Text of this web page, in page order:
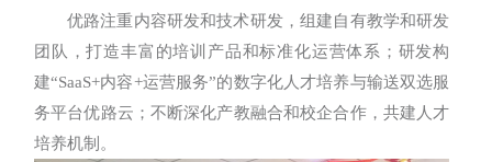
优路注重内容研发和技术研发，组建自有教学和研发
团队，打造丰富的培训产品和标准化运营体系；研发构
建“SaaS+内容+运营服务”的数字化人才培养与输送双选服
务平台优路云；不断深化产教融合和校企合作，共建人才
培养机制。